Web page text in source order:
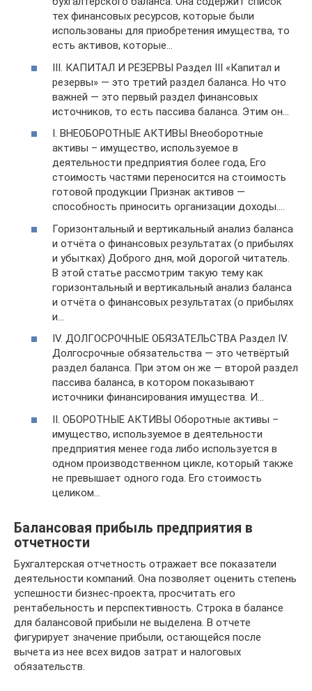
тех финансовых ресурсов, которые были
использованы для приобретения имущества, то
есть активов, которые…
III. КАПИТАЛ И РЕЗЕРВЫ Раздел III «Капитал и
резервы» — это третий раздел баланса. Но что
важней — это первый раздел финансовых
источников, то есть пассива баланса. Этим он…
I. ВНЕОБОРОТНЫЕ АКТИВЫ Внеоборотные
активы – имущество, используемое в
деятельности предприятия более года, Его
стоимость частями переносится на стоимость
готовой продукции Признак активов —
способность приносить организации доходы.…
Горизонтальный и вертикальный анализ баланса
и отчёта о финансовых результатах (о прибылях
и убытках) Доброго дня, мой дорогой читатель.
В этой статье рассмотрим такую тему как
горизонтальный и вертикальный анализ баланса
и отчёта о финансовых результатах (о прибылях
и…
IV. ДОЛГОСРОЧНЫЕ ОБЯЗАТЕЛЬСТВА Раздел IV.
Долгосрочные обязательства — это четвёртый
раздел баланса. При этом он же — второй раздел
пассива баланса, в котором показывают
источники финансирования имущества. И…
II. ОБОРОТНЫЕ АКТИВЫ Оборотные активы –
имущество, используемое в деятельности
предприятия менее года либо используется в
одном производственном цикле, который также
не превышает одного года. Его стоимость
целиком…
Балансовая прибыль предприятия в
отчетности
Бухгалтерская отчетность отражает все показатели
деятельности компаний. Она позволяет оценить степень
успешности бизнес-проекта, просчитать его
рентабельность и перспективность. Строка в балансе
для балансовой прибыли не выделена. В отчете
фигурирует значение прибыли, остающейся после
вычета из нее всех видов затрат и налоговых
обязательств.